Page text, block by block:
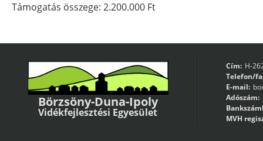
Támogatás összege: 2.200.000 Ft
Börzsöny-Duna-Ipoly
Vidékfejlesztési Egyesület
Cím: H-
Telefon/
E-mail:
Adószám:
MVH